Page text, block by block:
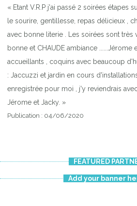
« Etant V.R.P j'ai passé 2 soirées étapes
le sourire, gentillesse, repas délicieux ,
avec bonne literie . Les soirées sont très
bonne et CHAUDE ambiance ......Jérome
accueillants , coquins avec beaucoup
: Jaccuzzi et jardin en cours
enregistrée pour moi , j'y reviendrais
Jérome et Jacky. »
Publication : 04/06/2020
FEATURED
Add your banner